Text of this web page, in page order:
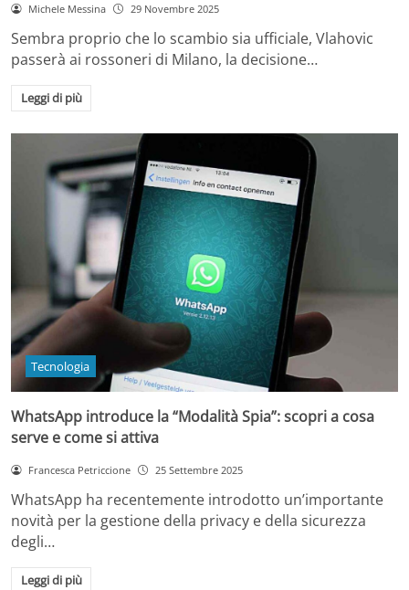
Michele Messina 29 Novembre 2025
Sembra proprio che lo scambio sia ufficiale, Vlahovic
passerà ai rossoneri di Milano, la decisione…
Leggi di più
Tecnologia
WhatsApp introduce la “Modalità Spia”: scopri a cosa
serve e come si attiva
Francesca Petriccione 25 Settembre 2025
WhatsApp ha recentemente introdotto un’importante
novità per la gestione della privacy e della sicurezza
degli…
Leggi di più